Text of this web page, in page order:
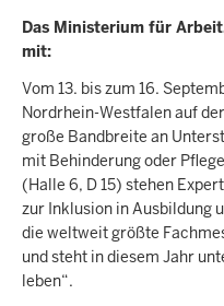
Das Ministerium für
mit:
Vom 13. bis zum 16.
Nordrhein-Westfalen auf
große Bandbreite an
mit Behinderung oder
(Halle 6, D 15) stehen
zur Inklusion in Ausbildung
die weltweit größte
und steht in diesem Jahr
leben“.